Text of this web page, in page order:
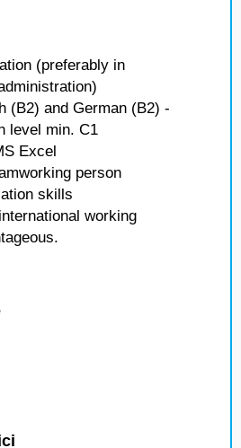
(preferably in
(B2) and German (B2) -
level min. C1
Excel
person
skills
working